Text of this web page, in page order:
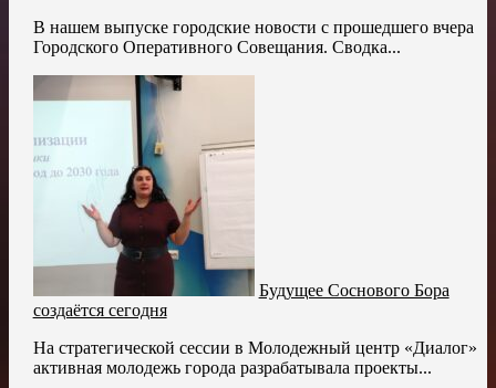
В нашем выпуске городские новости с прошедшего вчера
Городского Оперативного Совещания. Сводка...
Будущее Соснового Бора
создаётся сегодня
На стратегической сессии в Молодежный центр «Диалог»
активная молодежь города разрабатывала проекты...